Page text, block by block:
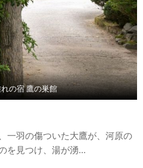
の宿 鷹の巣館
一羽の傷ついた大鷹が、河原の
を見つけ、湯が湧...